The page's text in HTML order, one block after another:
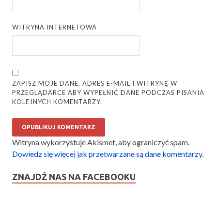
WITRYNA INTERNETOWA
ZAPISZ MOJE DANE, ADRES E-MAIL I WITRYNĘ W
PRZEGLĄDARCE ABY WYPEŁNIĆ DANE PODCZAS PISANIA
KOLEJNYCH KOMENTARZY.
Witryna wykorzystuje Akismet, aby ograniczyć spam.
Dowiedz się więcej jak przetwarzane są dane komentarzy.
ZNAJDŹ NAS NA FACEBOOKU